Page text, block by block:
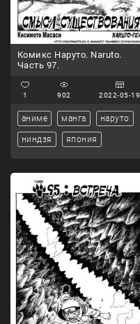
Комикс Наруто. Naruto.
Часть 97.
1 902 2022-05-19
аниме манга наруто
ниндзя япония